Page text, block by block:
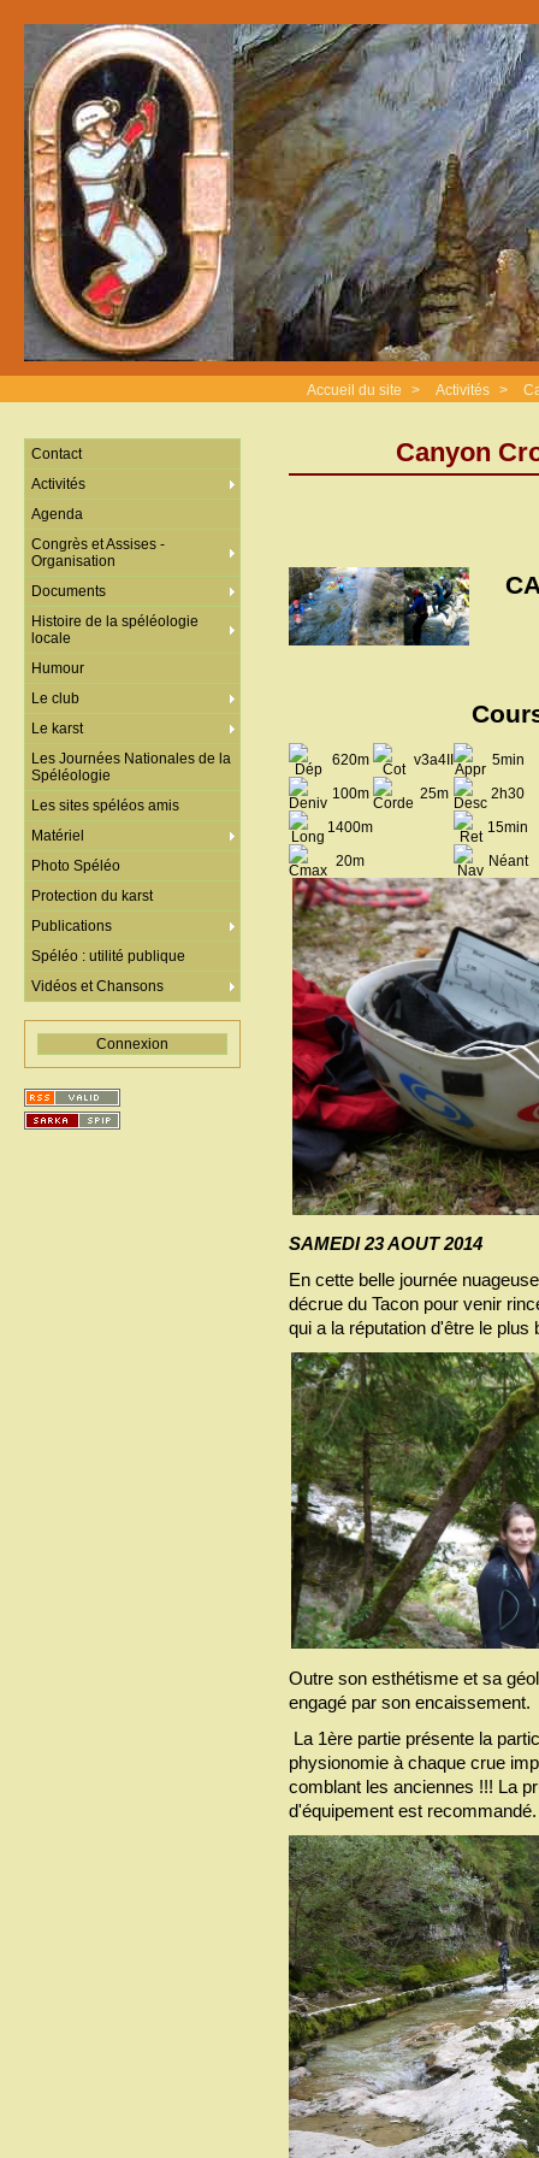
Accueil du site > Activités >
Canyon
620m v3a4II
5min
100m
25m
2h30
1400m
15min
20m
Néant
SAMEDI 23 AOUT 2014
En cette belle journée
décrue du Tacon pour venir
qui a la réputation d'être le plus
Outre son esthétisme et sa
engagé par son encaissement.
La 1ère partie présente la
physionomie à chaque crue
comblant les anciennes !!! La
d'équipement est recommandé.
Contact
Activités
Agenda
Congrès et Assises -
Organisation
Documents
Histoire de la spéléologie
locale
Humour
Le club
Le karst
Les Journées Nationales de la
Spéléologie
Les sites spéléos amis
Matériel
Photo Spéléo
Protection du karst
Publications
Spéléo : utilité publique
Vidéos et Chansons
Connexion